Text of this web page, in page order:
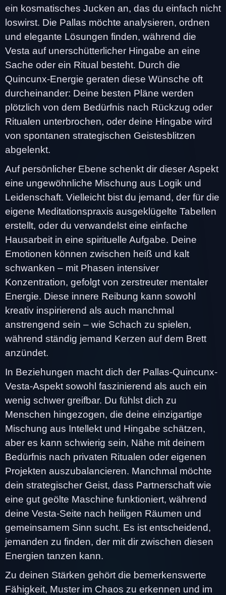
ein kosmatisches Jucken an, das du einfach nicht
loswirst. Die Pallas möchte analysieren, ordnen
und elegante Lösungen finden, während die
Vesta auf unerschütterlicher Hingabe an eine
Sache oder ein Ritual besteht. Durch die
Quincunx-Energie geraten diese Wünsche oft
durcheinander: Deine besten Pläne werden
plötzlich von dem Bedürfnis nach Rückzug oder
Ritualen unterbrochen, oder deine Hingabe wird
von spontanen strategischen Geistesblitzen
abgelenkt.
Auf persönlicher Ebene schenkt dir dieser Aspekt
eine ungewöhnliche Mischung aus Logik und
Leidenschaft. Vielleicht bist du jemand, der für die
eigene Meditationspraxis ausgeklügelte Tabellen
erstellt, oder du verwandelst eine einfache
Hausarbeit in eine spirituelle Aufgabe. Deine
Emotionen können zwischen heiß und kalt
schwanken – mit Phasen intensiver
Konzentration, gefolgt von zerstreuter mentaler
Energie. Diese innere Reibung kann sowohl
kreativ inspirierend als auch manchmal
anstrengend sein – wie Schach zu spielen,
während ständig jemand Kerzen auf dem Brett
anzündet.
In Beziehungen macht dich der Pallas-Quincunx-
Vesta-Aspekt sowohl faszinierend als auch ein
wenig schwer greifbar. Du fühlst dich zu
Menschen hingezogen, die deine einzigartige
Mischung aus Intellekt und Hingabe schätzen,
aber es kann schwierig sein, Nähe mit deinem
Bedürfnis nach privaten Ritualen oder eigenen
Projekten auszubalancieren. Manchmal möchte
dein strategischer Geist, dass Partnerschaft wie
eine gut geölte Maschine funktioniert, während
deine Vesta-Seite nach heiligen Räumen und
gemeinsamem Sinn sucht. Es ist entscheidend,
jemanden zu finden, der mit dir zwischen diesen
Energien tanzen kann.
Zu deinen Stärken gehört die bemerkenswerte
Fähigkeit, Muster im Chaos zu erkennen und im